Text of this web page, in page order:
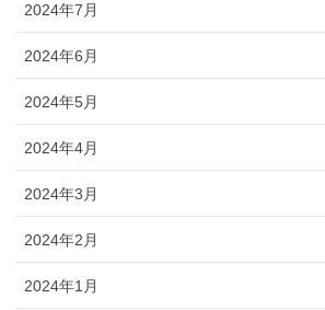
2024年7月
2024年6月
2024年5月
2024年4月
2024年3月
2024年2月
2024年1月